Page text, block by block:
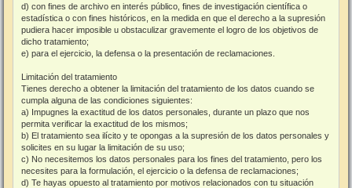
d) con fines de archivo en interés público, fines de investigación científica o
estadística o con fines históricos, en la medida en que el derecho a la supresión
pudiera hacer imposible u obstaculizar gravemente el logro de los objetivos de
dicho tratamiento;
e) para el ejercicio, la defensa o la presentación de reclamaciones.
Limitación del tratamiento
Tienes derecho a obtener la limitación del tratamiento de los datos cuando se
cumpla alguna de las condiciones siguientes:
a) Impugnes la exactitud de los datos personales, durante un plazo que nos
permita verificar la exactitud de los mismos;
b) El tratamiento sea ilícito y te opongas a la supresión de los datos personales y
solicites en su lugar la limitación de su uso;
c) No necesitemos los datos personales para los fines del tratamiento, pero los
necesites para la formulación, el ejercicio o la defensa de reclamaciones;
d) Te hayas opuesto al tratamiento por motivos relacionados con tu situación